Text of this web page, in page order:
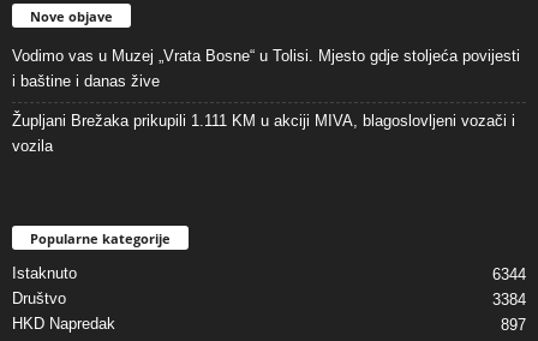
Nove objave
Vodimo vas u Muzej „Vrata Bosne“ u Tolisi. Mjesto gdje stoljeća povijesti
i baštine i danas žive
Župljani Brežaka prikupili 1.111 KM u akciji MIVA, blagoslovljeni vozači i
vozila
Popularne kategorije
Istaknuto
6344
Društvo
3384
HKD Napredak
897